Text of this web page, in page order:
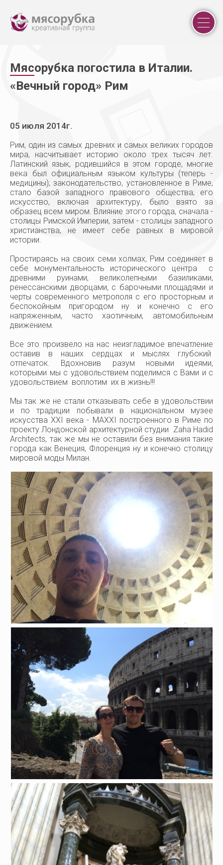
ГРАФИЧЕСКИЙ ДИЗАЙН
КАЧЕСТВЕННЫЙ РЕМОНТ
САЛОН ИНТЕРЬЕРА
PARTNERSHIP
Hh
КОНТАКТЫ
Нижний Новгород
8 (903) 053-79-95
Дзержинск
8(8313) 26-29-48
Мясорубка погостила в Италии.
«Вечный город» Рим
05 июля 2014г.
Рим, один из самых древних и самых великих городов
мира, насчитывает историю около трех тысяч лет.
Латинский язык, родившийся в этом городе, многие
века был официальным языком культуры (теперь -
медицины); законодательство, установленное в Риме,
стало базой западного правового общества; его
искусство, включая архитектуру, было взято за
образец всем миром. Влияние этого города, сначала -
столицы Римской Империи, затем - столицы западного
христианства, не имеет себе равных в мировой
истории.
Простираясь на своих семи холмах, Рим соединяет в
себе монументальность исторического центра с
древними руинами, великолепными базиликами,
ренессанскими дворцами, с барочными площадями и
черты современного метрополя с его просторным и
беспокойным пригородом ну и конечно с его
напряженным, часто хаотичным, автомобильным
движением.
Все это произвело на нас неизгладимое впечатление
оставив в наших сердцах и мыслях глубокий
отпечаток. Вдохновив разум новыми идеями,
которыми мы с удовольствием поделимся с Вами и с
удовольствием воплотим их в жизнь!!!
Мы так же не стали отказывать себе в удовольствии
и по традиции побывали в национальном музее
искусства XXI века - MAXXI построенного в Риме по
проекту Лондонской архитектурной студии Zaha Hadid
Architects, так же мы не оставили без внимания такие
города как Венеция, Флоренция ну и конечно столицу
мировой моды Милан.